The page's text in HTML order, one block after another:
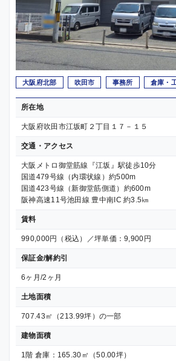
大阪府北部 吹田市 事務所 倉庫・
所在地
大阪府吹田市江坂町２丁目１７－１５
交通・アクセス
大阪メトロ御堂筋線『江坂』駅徒歩10分
国道479号線（内環状線）約500m
国道423号線（新御堂筋側道）約600m
阪神高速11号池田線 豊中南IC 約3.5㎞
賃料
990,000円（税込）／坪単価：9,900円
保証金/解約引
6ヶ月/2ヶ月
土地面積
707.43㎡（213.99坪）の一部
建物面積
1階 倉庫：165.30㎡（50.00坪）